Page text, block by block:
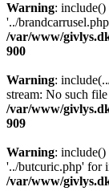
Warning: include()
'../
/var/www/
900
Warning:
stream: No such
/var/www/
909
Warning: include()
'../butcuric.php' for
/var/www/